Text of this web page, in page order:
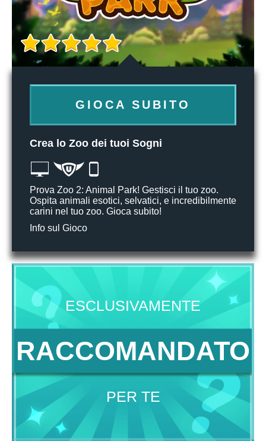
GIOCA SUBITO
Crea lo Zoo dei tuoi Sogni
Prova Zoo 2: Animal Park! Gestisci il tuo zoo.
Ospita animali esotici, selvatici, e incredibilmente
carini nel tuo zoo. Gioca subito!
Info sul Gioco
ESCLUSIVAMENTE
RACCOMANDATO
PER TE